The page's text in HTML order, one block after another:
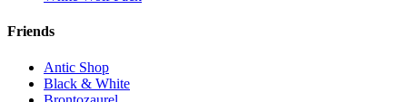
Friends
Antic Shop
Black & White